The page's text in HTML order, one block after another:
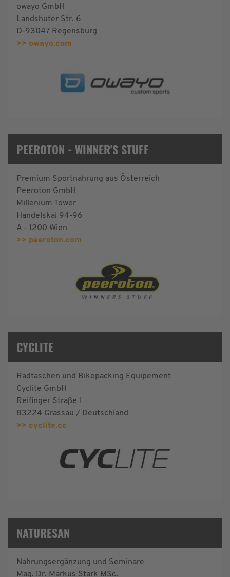
owayo GmbH
Landshuter Str. 6
D-93047 Regensburg
>> owayo.com
PEEROTON - WINNER'S STUFF
Premium Sportnahrung aus Österreich
Peeroton GmbH
Millenium Tower
Handelskai 94-96
A - 1200 Wien
>> peeroton.com
CYCLITE
Radtaschen und Bikepacking Equipement
Cyclite GmbH
Reifinger Straße 1
83224 Grassau / Deutschland
>> cyclite.cc
NATURESAN
Nahrungsergänzung und Seminare
Mag. Dr. Markus Stark MSc.